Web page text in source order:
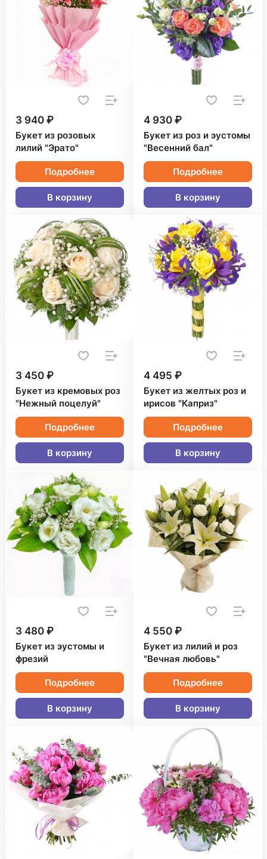
3 940 ₽
Букет из розовых
лилий "Эрато"
Подробнее
В корзину
4 930 ₽
Букет из роз и эустомы
"Весенний бал"
Подробнее
В корзину
3 450 ₽
Букет из кремовых роз
"Нежный поцелуй"
Подробнее
В корзину
4 495 ₽
Букет из желтых роз и
ирисов "Каприз"
Подробнее
В корзину
3 480 ₽
Букет из эустомы и
фрезий
Подробнее
В корзину
4 550 ₽
Букет из лилий и роз
"Вечная любовь"
Подробнее
В корзину